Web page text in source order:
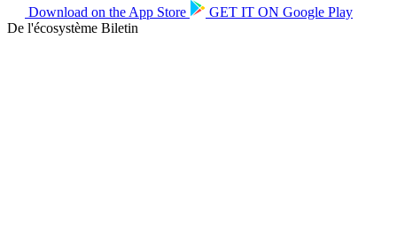
Download on the App Store GET IT ON Google Play
De l'écosystème Biletin